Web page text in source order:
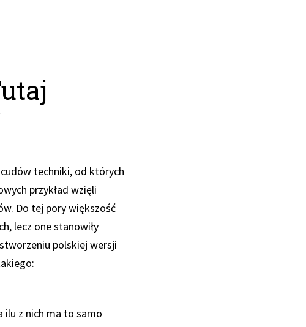
techniki, od których
przykład wzięli
Do tej pory większość
lecz one stanowiły
polskiej wersji
ilu z nich ma to samo